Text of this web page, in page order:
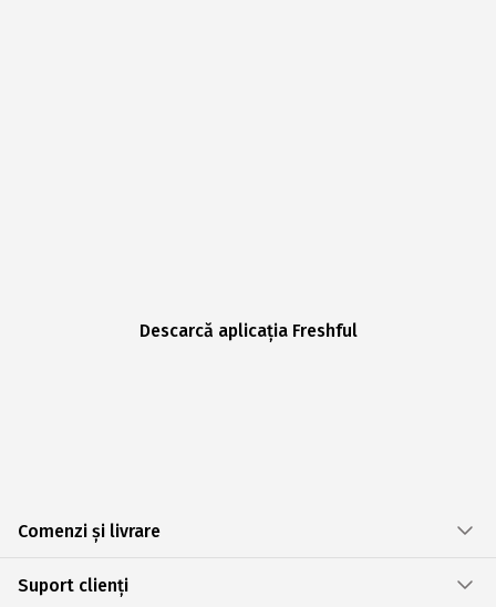
Descarcă aplicația Freshful
Comenzi și livrare
Suport clienți